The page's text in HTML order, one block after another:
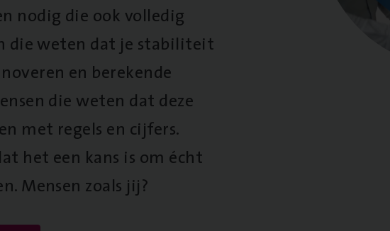
nodig die ook volledig
die weten dat je stabiliteit
en berekende
die weten dat deze
met regels en cijfers.
het een kans is om écht
Mensen zoals jij?